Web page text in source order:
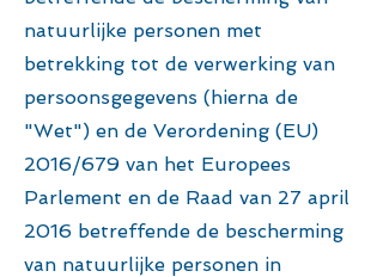
natuurlijke personen met
betrekking tot de verwerking van
persoonsgegevens (hierna de
"Wet") en de Verordening (EU)
2016/679 van het Europees
Parlement en de Raad van 27 april
2016 betreffende de bescherming
van natuurlijke personen in